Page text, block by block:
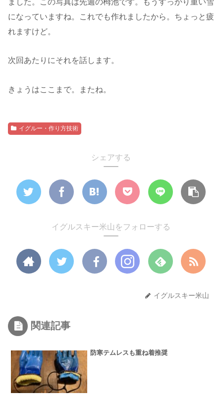
になっていますね。これでも作れましたから。ちょっと疲
れますけど。
次回あたりにそれを話します。
きょうはここまで。またね。
イグルー・作り方技術
シェアする
イグルスキー米山をフォローする
イグルスキー米山
関連記事
防寒テムレスも重ね着推奨